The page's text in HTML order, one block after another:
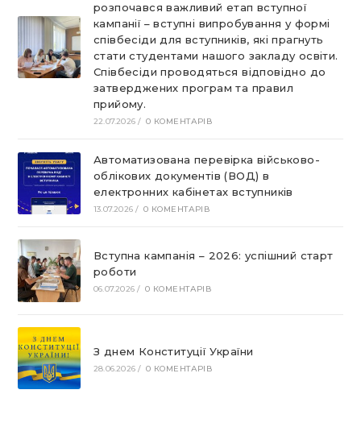
розпочався важливий етап вступної
кампанії – вступні випробування у формі
співбесіди для вступників, які прагнуть
стати студентами нашого закладу освіти.
Співбесіди проводяться відповідно до
затверджених програм та правил
прийому.
22.07.2026 / 0 КОМЕНТАРІВ
Автоматизована перевірка військово-
облікових документів (ВОД) в
електронних кабінетах вступників
13.07.2026 / 0 КОМЕНТАРІВ
Вступна кампанія – 2026: успішний старт
роботи
06.07.2026 / 0 КОМЕНТАРІВ
З днем Конституції України
28.06.2026 / 0 КОМЕНТАРІВ